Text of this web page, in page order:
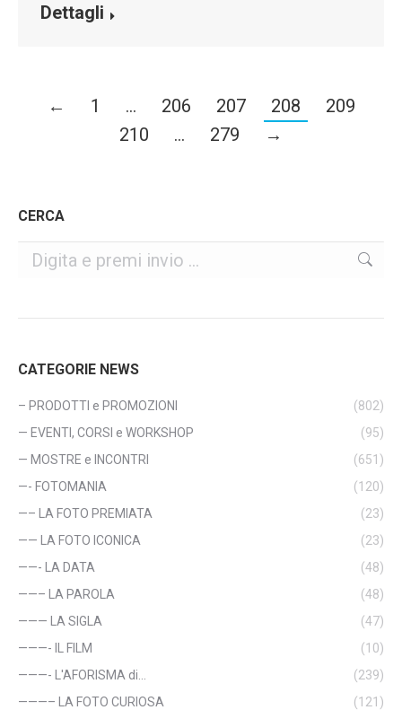
Dettagli
← 1 … 206 207 208
209
210
… 279 →
CERCA
Cerca
CATEGORIE NEWS
– PRODOTTI e PROMOZIONI
(802)
— EVENTI, CORSI e WORKSHOP
(95)
— MOSTRE e INCONTRI
(651)
—- FOTOMANIA
(120)
—– LA FOTO PREMIATA
(23)
—— LA FOTO ICONICA
(23)
——- LA DATA
(48)
——– LA PAROLA
(48)
——— LA SIGLA
(47)
———- IL FILM
(10)
———- L'AFORISMA di…
(239)
———– LA FOTO CURIOSA
(121)